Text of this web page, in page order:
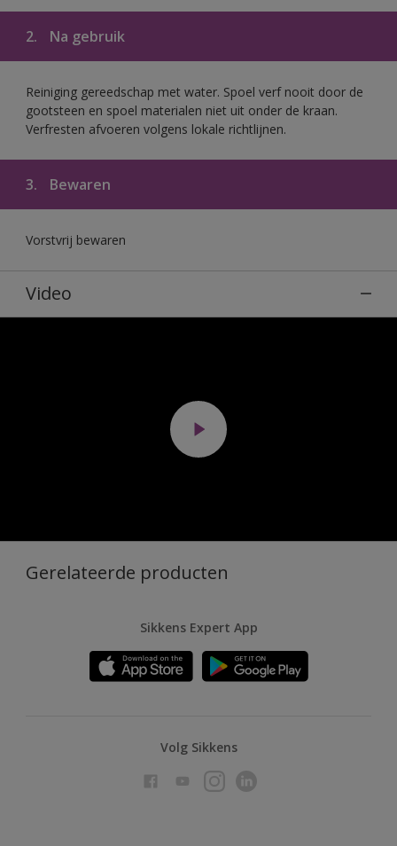
2. Na gebruik
Reiniging gereedschap met water. Spoel verf nooit door de
gootsteen en spoel materialen niet uit onder de kraan.
Verfresten afvoeren volgens lokale richtlijnen.
3. Bewaren
Vorstvrij bewaren
Video
Gerelateerde producten
Sikkens Expert App
Volg Sikkens